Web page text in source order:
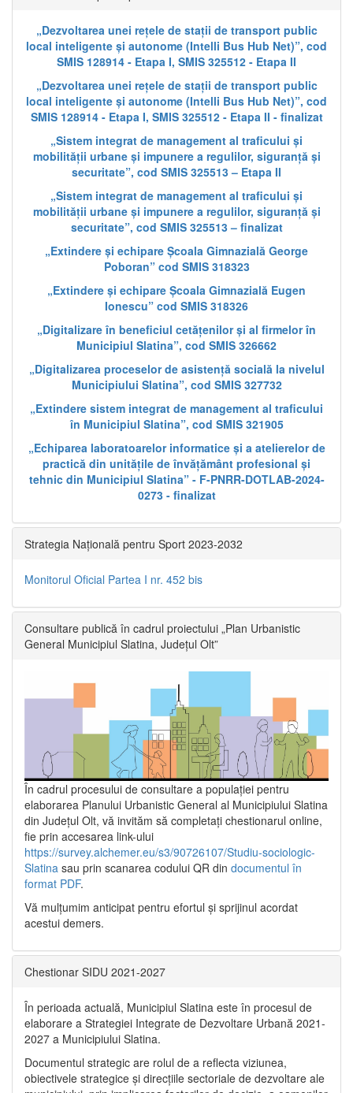
„Dezvoltarea unei rețele de stații de transport public
local inteligente și autonome (Intelli Bus Hub Net)”, cod
SMIS 128914 - Etapa I, SMIS 325512 - Etapa II
„Dezvoltarea unei rețele de stații de transport public
local inteligente și autonome (Intelli Bus Hub Net)”, cod
SMIS 128914 - Etapa I, SMIS 325512 - Etapa II - finalizat
„Sistem integrat de management al traficului și
mobilității urbane și impunere a regulilor, siguranță și
securitate”, cod SMIS 325513 – Etapa II
„Sistem integrat de management al traficului și
mobilității urbane și impunere a regulilor, siguranță și
securitate”, cod SMIS 325513 – finalizat
„Extindere și echipare Școala Gimnazială George
Poboran” cod SMIS 318323
„Extindere și echipare Școala Gimnazială Eugen
Ionescu” cod SMIS 318326
„Digitalizare în beneficiul cetățenilor și al firmelor în
Municipiul Slatina”, cod SMIS 326662
„Digitalizarea proceselor de asistență socială la nivelul
Municipiului Slatina”, cod SMIS 327732
„Extindere sistem integrat de management al traficului
în Municipiul Slatina”, cod SMIS 321905
„Echiparea laboratoarelor informatice și a atelierelor de
practică din unitățile de învățământ profesional și
tehnic din Municipiul Slatina” - F-PNRR-DOTLAB-2024-
0273 - finalizat
Strategia Națională pentru Sport 2023-2032
Monitorul Oficial Partea I nr. 452 bis
Consultare publică în cadrul proiectului „Plan Urbanistic
General Municipiul Slatina, Județul Olt”
În cadrul procesului de consultare a populaţiei pentru
elaborarea Planului Urbanistic General al Municipiului Slatina
din Județul Olt, vă invităm să completați chestionarul online,
fie prin accesarea link-ului
https://survey.alchemer.eu/s3/90726107/Studiu-sociologic-
Slatina sau prin scanarea codului QR din documentul în
format PDF.
Vă mulţumim anticipat pentru efortul şi sprijinul acordat
acestui demers.
Chestionar SIDU 2021-2027
În perioada actuală, Municipiul Slatina este în procesul de
elaborare a Strategiei Integrate de Dezvoltare Urbană 2021‐
2027 a Municipiului Slatina.
Documentul strategic are rolul de a reflecta viziunea,
obiectivele strategice și direcțiile sectoriale de dezvoltare ale